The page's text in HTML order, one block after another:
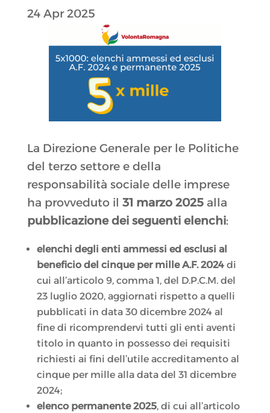
24 Apr 2025
La Direzione Generale per le Politiche
del terzo settore e della
responsabilità sociale delle imprese
ha provveduto il 31 marzo 2025alla
pubblicazione dei seguenti elenchi:
elenchi degli enti ammessi ed esclusi al
beneficio del cinque per mille A.F. 2024di
cui all’articolo 9, comma 1, del D.P.C.M. del
23 luglio 2020, aggiornati rispetto a quelli
pubblicati in data 30 dicembre 2024 al
fine di ricomprendervi tutti gli enti aventi
titolo in quanto in possesso dei requisiti
richiesti ai fini dell’utile accreditamento al
cinque per mille alla data del 31 dicembre
2024;
elenco permanente 2025, di cui all’articolo